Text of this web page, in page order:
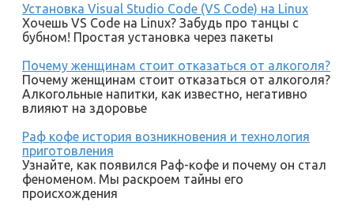
Установка Visual Studio Code (VS Code) на Linux
Хочешь VS Code на Linux? Забудь про танцы с
бубном! Простая установка через пакеты
Почему женщинам стоит отказаться от алкоголя?
Почему женщинам стоит отказаться от алкоголя?
Алкогольные напитки, как известно, негативно
влияют на здоровье
Раф кофе история возникновения и технология
приготовления
Узнайте, как появился Раф-кофе и почему он стал
феноменом. Мы раскроем тайны его
происхождения